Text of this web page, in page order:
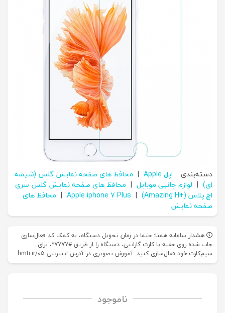
دسته‌بندی : اپل Apple | محافظ های صفحه نمایش گلس (شیشه
ای) | لوازم جانبی موبایل | محافظ های صفحه نمایش گلس سری
اچ پلاس (+Amazing H)
|
Apple iphone 7 Plus
| محافظ های
صفحه نمایش
هشدار سامانه همتا: حتما در زمان تحویل دستگاه، به کمک کد فعال‌سازی
چاپ شده روی جعبه یا کارت گارانتی، دستگاه را از طریق #7777*، برای
سیم‌کارت خود فعال‌سازی کنید. آموزش تصویری در آدرس اینترنتی hmti.ir/05
ناموجود